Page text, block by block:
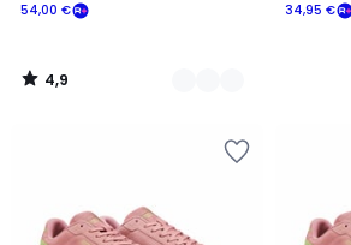
54,00 €
4,9
/
34,95 €